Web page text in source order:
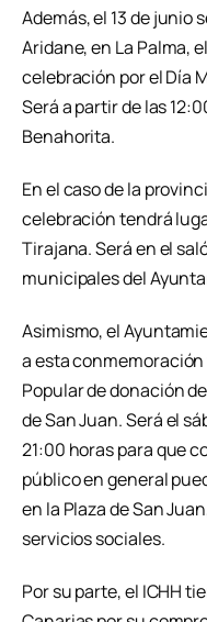
Además, el 13 de junio
Aridane, en La Palma,
celebración por el Día
Será a partir de las
Benahorita.
En el caso de la
celebración tendrá
Tirajana. Será en el
municipales del
Asimismo, el
a esta
Popular de donación
de San Juan. Será el
21:00 horas para que
público en general
en la Plaza de San
servicios sociales.
Por su parte, el ICHH